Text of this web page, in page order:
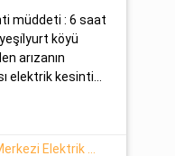
müddeti : 6 saat
köyü
arızanın
elektrik kesinti...